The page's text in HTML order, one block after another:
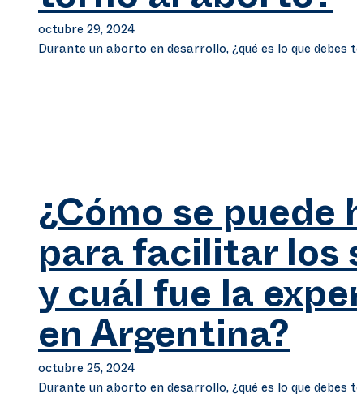
octubre 29, 2024
Durante un aborto en desarrollo, ¿qué es lo que debes
¿Cómo se puede
para facilitar los
y cuál fue la
en Argentina?
octubre 25, 2024
Durante un aborto en desarrollo, ¿qué es lo que debes